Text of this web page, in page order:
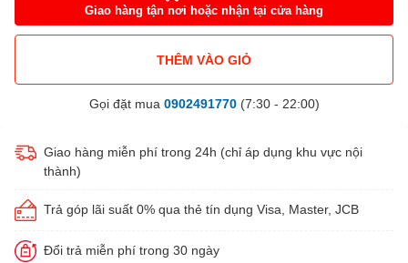
Giao hàng tận nơi hoặc nhận tại cửa hàng
THÊM VÀO GIỎ
Gọi đặt mua 0902491770(7:30 - 22:00)
Giao hàng miễn phí trong 24h (chỉ áp dụng khu vực nội
thành)
Trả góp lãi suất 0% qua thẻ tín dụng Visa, Master, JCB
Đổi trả miễn phí trong 30 ngày